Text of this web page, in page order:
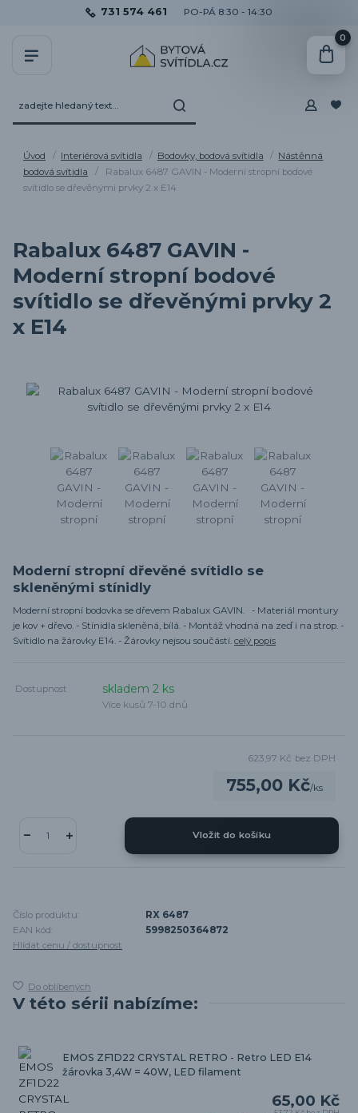
731 574 461 PO-PÁ 8:30 - 14:30
0
Úvod Interiérová svítidla Bodovky, bodová svítidla
Nástěnná
bodová svítidla
Rabalux 6487 GAVIN - Moderní stropní bodové
svítidlo se dřevěnými prvky 2 x E14
Rabalux 6487 GAVIN -
Moderní stropní bodové
svítidlo se dřevěnými prvky 2
x E14
Moderní stropní dřevěné svítidlo se
skleněnými stínidly
Moderní stropní bodovka se dřevem Rabalux GAVIN. - Materiál montury
je kov + dřevo. - Stínidla skleněná, bílá. - Montáž vhodná na zeď i na strop. -
Svítidlo na žárovky E14. - Žárovky nejsou součástí. celý popis
Dostupnost skladem 2 ks
Více kusů 7-10 dnů
755,00 Kč/ks
623,97 Kč bez DPH
Vložit do košíku
Číslo produktu:
RX 6487
EAN kód:
5998250364872
Hlídat cenu / dostupnost
Do oblíbených
V této sérii nabízíme:
EMOS ZF1D22 CRYSTAL RETRO - Retro LED E14
žárovka 3,4W = 40W, LED filament
65,00 Kč